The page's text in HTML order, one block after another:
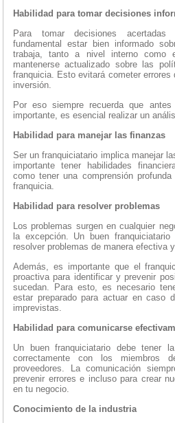
Habilidad para tomar decisiones
Para tomar decisiones
fundamental estar bien informado
trabaja, tanto a nivel interno como
mantenerse actualizado sobre las
franquicia. Esto evitará cometer errores
inversión.
Por eso siempre recuerda que
importante, es esencial realizar un
Habilidad para manejar las finanzas
Ser un franquiciatario implica manejar
importante tener habilidades
como tener una comprensión
franquicia.
Habilidad para resolver problemas
Los problemas surgen en cualquier
la excepción. Un buen
resolver problemas de manera efectiva
Además, es importante que el
proactiva para identificar y prevenir
sucedan. Para esto, es necesario
estar preparado para actuar en caso
imprevistas.
Habilidad para comunicarse
Un buen franquiciatario debe tener
correctamente con los miembros
proveedores. La comunicación
prevenir errores e incluso para crear
en tu negocio.
Conocimiento de la industria